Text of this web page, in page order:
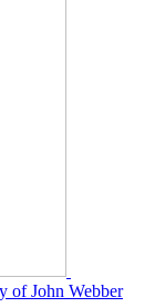
of John Webber